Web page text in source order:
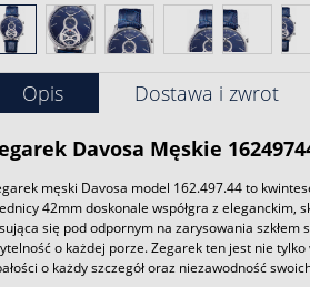
Opis Dostawa i zwrot
Davosa Męskie
męski Davosa model 162.497.44 to
42mm doskonale współgra z eleganckim,
się pod odpornym na zarysowania
o każdej porze. Zegarek ten jest nie
o każdy szczegół oraz niezawodność